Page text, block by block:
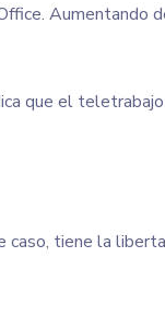
Aumentando
que el
tiene la